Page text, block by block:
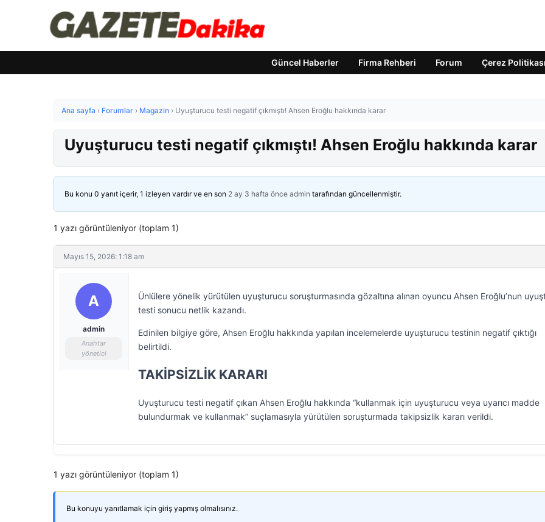
Güncel Haberler Firma Rehberi Forum Çerez Politikası
Ana sayfa › Forumlar › Magazin › Uyuşturucu testi negatif çıkmıştı! Ahsen Eroğlu hakkında karar
Uyuşturucu testi negatif çıkmıştı! Ahsen Eroğlu hakkında karar
Bu konu 0 yanıt içerir, 1 izleyen vardır ve en son 2 ay 3 hafta önce admin tarafından güncellenmiştir.
1 yazı görüntüleniyor (toplam 1)
Mayıs 15, 2026: 1:18 am
A
admin
Anahtar
yönetici
Ünlülere yönelik yürütülen uyuşturucu soruşturmasında gözaltına alınan oyuncu Ahsen Eroğlu’nun
testi sonucu netlik kazandı.
Edinilen bilgiye göre, Ahsen Eroğlu hakkında yapılan incelemelerde uyuşturucu testinin negatif çıktığı
belirtildi.
TAKİPSİZLİK KARARI
Uyuşturucu testi negatif çıkan Ahsen Eroğlu hakkında “kullanmak için uyuşturucu veya uyarıcı madde
bulundurmak ve kullanmak” suçlamasıyla yürütülen soruşturmada takipsizlik kararı verildi.
1 yazı görüntüleniyor (toplam 1)
Bu konuyu yanıtlamak için giriş yapmış olmalısınız.